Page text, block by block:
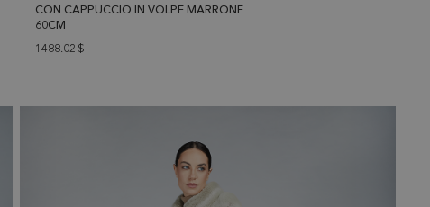
CON CAPPUCCIO IN VOLPE MARRONE
60CM
1488.02 $